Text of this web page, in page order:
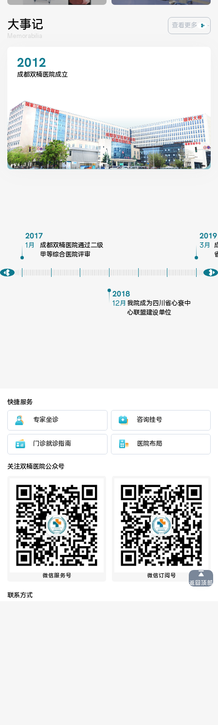
大事记
Memorabilia
查看更多
2012
成都双楠医院成立
2017
1月
成都双楠医院通过二级
甲等综合医院评审
2018
12月 我院成为四川省心衰中
心联盟建设单位
2019
3月
快捷服务
专家坐诊 咨询挂号
门诊就诊指南 医院布局
关注双楠医院公众号
微信服务号 微信订阅号
联系方式
返回顶部